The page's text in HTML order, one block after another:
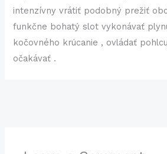
intenzívny vrátiť podobný prežiť
funkčne bohatý slot vykonávať
kočovného krúcanie , ovládať
očakávať .